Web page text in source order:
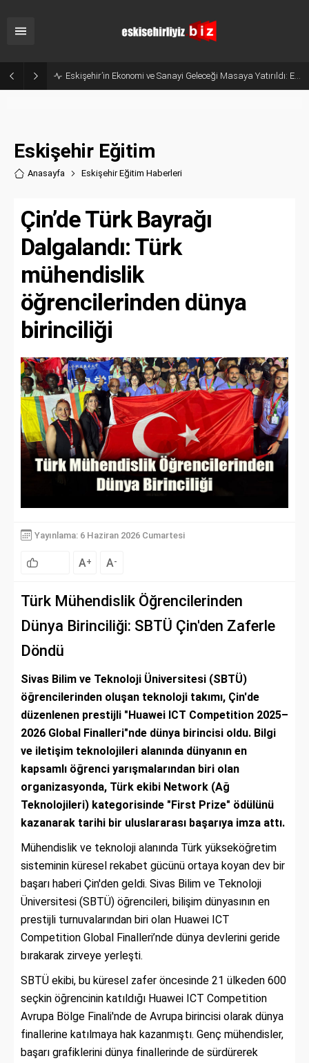
Belçika’dan Eskişehir’e Ticaret Köprüsü: Belediye Başkanı Emir Kır MÜSİAD’ı Ziyaret Etti
Eskişehir Eğitim
Anasayfa Eskişehir Eğitim Haberleri
Çin’de Türk Bayrağı
Dalgalandı: Türk
mühendislik
öğrencilerinden dünya
birinciliği
Yayınlama: 6 Haziran 2026 Cumartesi
A+ A-
Türk Mühendislik Öğrencilerinden
Dünya Birinciliği: SBTÜ Çin'den Zaferle
Döndü
Sivas Bilim ve Teknoloji Üniversitesi (SBTÜ)
öğrencilerinden oluşan teknoloji takımı, Çin'de
düzenlenen prestijli "Huawei ICT Competition 2025–
2026 Global Finalleri"nde dünya birincisi oldu. Bilgi
ve iletişim teknolojileri alanında dünyanın en
kapsamlı öğrenci yarışmalarından biri olan
organizasyonda, Türk ekibi Network (Ağ
Teknolojileri) kategorisinde "First Prize" ödülünü
kazanarak tarihi bir uluslararası başarıya imza attı.
Mühendislik ve teknoloji alanında Türk yükseköğretim
sisteminin küresel rekabet gücünü ortaya koyan dev bir
başarı haberi Çin'den geldi. Sivas Bilim ve Teknoloji
Üniversitesi (SBTÜ) öğrencileri, bilişim dünyasının en
prestijli turnuvalarından biri olan Huawei ICT
Competition Global Finalleri’nde dünya devlerini geride
bırakarak zirveye yerleşti.
SBTÜ ekibi, bu küresel zafer öncesinde 21 ülkeden 600
seçkin öğrencinin katıldığı Huawei ICT Competition
Avrupa Bölge Finali'nde de Avrupa birincisi olarak dünya
finallerine katılmaya hak kazanmıştı. Genç mühendisler,
başarı grafiklerini dünya finallerinde de sürdürerek